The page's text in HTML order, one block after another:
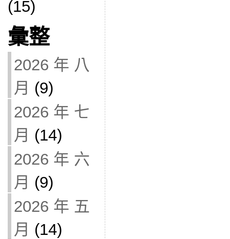
(15)
彙整
2026 年 八
月 (9)
2026 年 七
月 (14)
2026 年 六
月 (9)
2026 年 五
月 (14)